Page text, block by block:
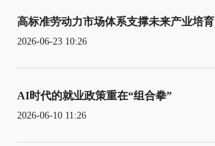
高标准劳动力市场体系支撑未来产业培育
2026-06-23 10:26
AI时代的就业政策重在“组合拳”
2026-06-10 11:26